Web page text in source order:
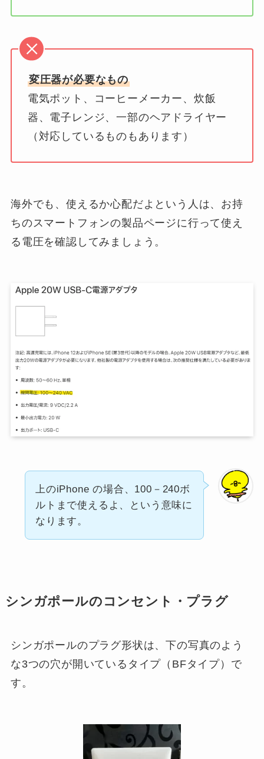
変圧器が必要なもの
電気ポット、コーヒーメーカー、炊飯
器、電子レンジ、一部のヘアドライヤー
（対応しているものもあります）
海外でも、使えるか心配だよという人は、お持
ちのスマートフォンの製品ページに行って使え
る電圧を確認してみましょう。
上のiPhone の場合、100－240ボ
ルトまで使えるよ、という意味に
なります。
シンガポールのコンセント・プラグ
シンガポールのプラグ形状は、下の写真のよう
な3つの穴が開いているタイプ（BFタイプ）で
す。